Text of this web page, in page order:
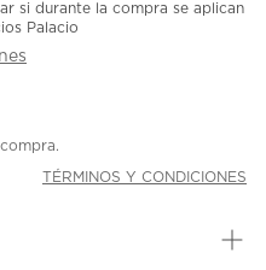
si durante la compra se aplican
Palacio
TÉRMINOS Y CONDICIONES